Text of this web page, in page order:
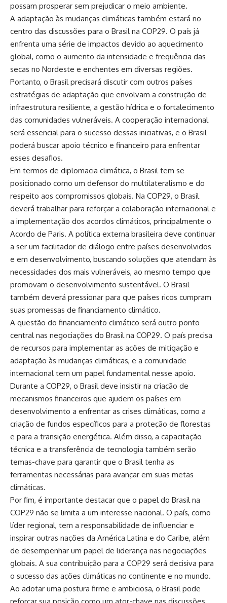
possam prosperar sem prejudicar o meio ambiente.
A adaptação às mudanças climáticas também estará no
centro das discussões para o Brasil na COP29. O país já
enfrenta uma série de impactos devido ao aquecimento
global, como o aumento da intensidade e frequência das
secas no Nordeste e enchentes em diversas regiões.
Portanto, o Brasil precisará discutir com outros países
estratégias de adaptação que envolvam a construção de
infraestrutura resiliente, a gestão hídrica e o fortalecimento
das comunidades vulneráveis. A cooperação internacional
será essencial para o sucesso dessas iniciativas, e o Brasil
poderá buscar apoio técnico e financeiro para enfrentar
esses desafios.
Em termos de diplomacia climática, o Brasil tem se
posicionado como um defensor do multilateralismo e do
respeito aos compromissos globais. Na COP29, o Brasil
deverá trabalhar para reforçar a colaboração internacional e
a implementação dos acordos climáticos, principalmente o
Acordo de Paris. A política externa brasileira deve continuar
a ser um facilitador de diálogo entre países desenvolvidos
e em desenvolvimento, buscando soluções que atendam às
necessidades dos mais vulneráveis, ao mesmo tempo que
promovam o desenvolvimento sustentável. O Brasil
também deverá pressionar para que países ricos cumpram
suas promessas de financiamento climático.
A questão do financiamento climático será outro ponto
central nas negociações do Brasil na COP29. O país precisa
de recursos para implementar as ações de mitigação e
adaptação às mudanças climáticas, e a comunidade
internacional tem um papel fundamental nesse apoio.
Durante a COP29, o Brasil deve insistir na criação de
mecanismos financeiros que ajudem os países em
desenvolvimento a enfrentar as crises climáticas, como a
criação de fundos específicos para a proteção de florestas
e para a transição energética. Além disso, a capacitação
técnica e a transferência de tecnologia também serão
temas-chave para garantir que o Brasil tenha as
ferramentas necessárias para avançar em suas metas
climáticas.
Por fim, é importante destacar que o papel do Brasil na
COP29 não se limita a um interesse nacional. O país, como
líder regional, tem a responsabilidade de influenciar e
inspirar outras nações da América Latina e do Caribe, além
de desempenhar um papel de liderança nas negociações
globais. A sua contribuição para a COP29 será decisiva para
o sucesso das ações climáticas no continente e no mundo.
Ao adotar uma postura firme e ambiciosa, o Brasil pode
reforçar sua posição como um ator-chave nas discussões